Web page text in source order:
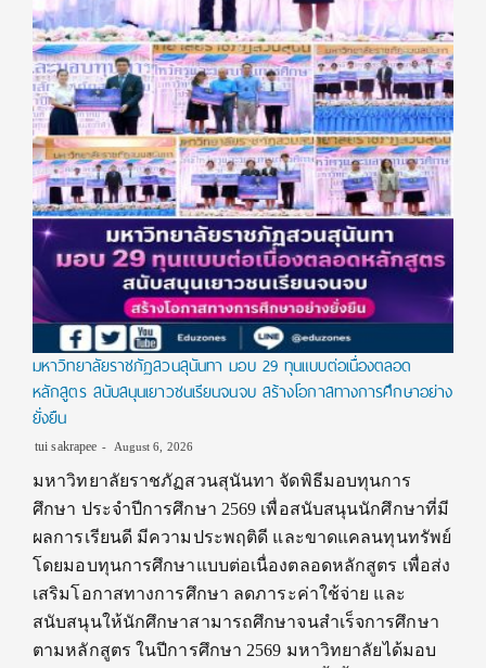
มหาวิทยาลัยราชภัฏสวนสุนันทา มอบ 29 ทุนแบบต่อเนื่องตลอด
หลักสูตร สนับสนุนเยาวชนเรียนจนจบ สร้างโอกาสทางการศึกษาอย่าง
ยั่งยืน
tui sakrapee August 6, 2026
มหาวิทยาลัยราชภัฏสวนสุนันทา จัดพิธีมอบทุนการ
ศึกษา ประจำปีการศึกษา 2569 เพื่อสนับสนุนนักศึกษาที่มี
ผลการเรียนดี มีความประพฤติดี และขาดแคลนทุนทรัพย์
โดยมอบทุนการศึกษาแบบต่อเนื่องตลอดหลักสูตร เพื่อส่ง
เสริมโอกาสทางการศึกษา ลดภาระค่าใช้จ่าย และ
สนับสนุนให้นักศึกษาสามารถศึกษาจนสำเร็จการศึกษา
ตามหลักสูตร ในปีการศึกษา 2569 มหาวิทยาลัยได้มอบ